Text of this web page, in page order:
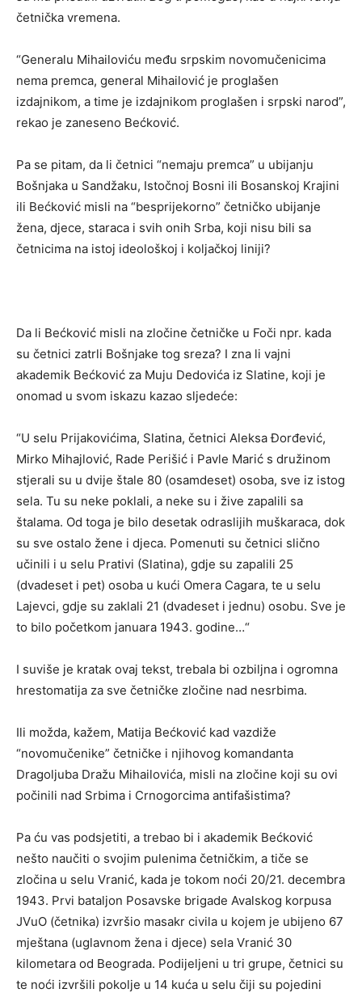
četnička vremena.
“Generalu Mihailoviću među srpskim novomučenicima
nema premca, general Mihailović je proglašen
izdajnikom, a time je izdajnikom proglašen i srpski narod”,
rekao je zaneseno Bećković.
Pa se pitam, da li četnici “nemaju premca” u ubijanju
Bošnjaka u Sandžaku, Istočnoj Bosni ili Bosanskoj Krajini
ili Bećković misli na “besprijekorno” četničko ubijanje
žena, djece, staraca i svih onih Srba, koji nisu bili sa
četnicima na istoj ideološkoj i koljačkoj liniji?
Da li Bećković misli na zločine četničke u Foči npr. kada
su četnici zatrli Bošnjake tog sreza? I zna li vajni
akademik Bećković za Muju Dedovića iz Slatine, koji je
onomad u svom iskazu kazao sljedeće:
“U selu Prijakovićima, Slatina, četnici Aleksa Đorđević,
Mirko Mihajlović, Rade Perišić i Pavle Marić s družinom
stjerali su u dvije štale 80 (osamdeset) osoba, sve iz istog
sela. Tu su neke poklali, a neke su i žive zapalili sa
štalama. Od toga je bilo desetak odraslijih muškaraca, dok
su sve ostalo žene i djeca. Pomenuti su četnici slično
učinili i u selu Prativi (Slatina), gdje su zapalili 25
(dvadeset i pet) osoba u kući Omera Cagara, te u selu
Lajevci, gdje su zaklali 21 (dvadeset i jednu) osobu. Sve je
to bilo početkom januara 1943. godine…“
I suviše je kratak ovaj tekst, trebala bi ozbiljna i ogromna
hrestomatija za sve četničke zločine nad nesrbima.
Ili možda, kažem, Matija Bećković kad vazdiže
“novomučenike” četničke i njihovog komandanta
Dragoljuba Dražu Mihailovića, misli na zločine koji su ovi
počinili nad Srbima i Crnogorcima antifašistima?
Pa ću vas podsjetiti, a trebao bi i akademik Bećković
nešto naučiti o svojim pulenima četničkim, a tiče se
zločina u selu Vranić, kada je tokom noći 20/21. decembra
1943. Prvi bataljon Posavske brigade Avalskog korpusa
JVuO (četnika) izvršio masakr civila u kojem je ubijeno 67
mještana (uglavnom žena i djece) sela Vranić 30
kilometara od Beograda. Podijeljeni u tri grupe, četnici su
te noći izvršili pokolje u 14 kuća u selu čiji su pojedini